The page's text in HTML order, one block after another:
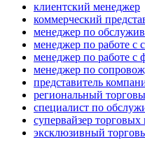
клиентский менеджер
коммерческий
менеджер по
менеджер по работе с
менеджер по работе с
менеджер по
представитель
региональный
специалист по
супервайзер торговых
эксклюзивный